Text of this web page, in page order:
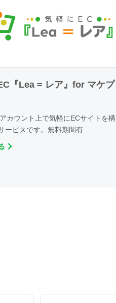
『Lea = レア』for マケプ
カウント上で気軽にECサイトを構
ービスです。無料期間有